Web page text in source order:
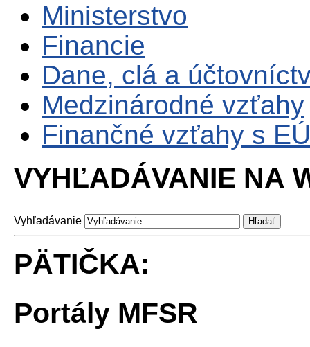
Ministerstvo
Financie
Dane, clá a
Medzinárodné vzťahy
Finančné vzťahy s EÚ
VYHĽADÁVANIE NA
Vyhľadávanie
PÄTIČKA:
Portály MFSR